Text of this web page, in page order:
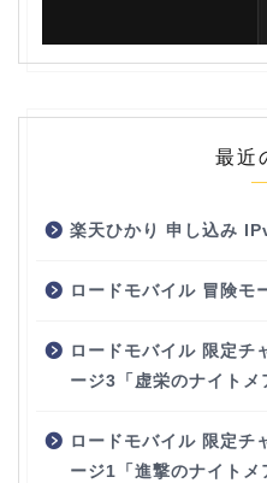
最近
楽天ひかり 申し込み
ロードモバイル 冒険
ロードモバイル 限定チ
ージ3「虚栄のナイトメ
ロードモバイル 限定チ
ージ1「進撃のナイトメ